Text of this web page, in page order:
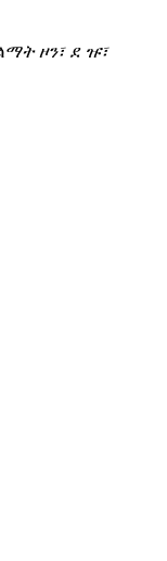
ዞን፣ ደ ዡ፣